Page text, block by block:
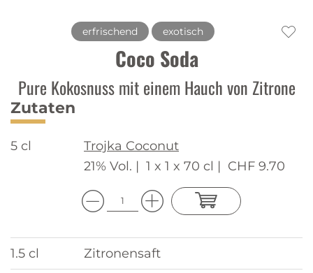
erfrischend exotisch
Coco Soda
Pure Kokosnuss mit einem Hauch von Zitrone
Zutaten
5 cl
Trojka Coconut
21% Vol. | 1 x 1 x 70 cl | CHF 9.70
1.5 cl Zitronensaft